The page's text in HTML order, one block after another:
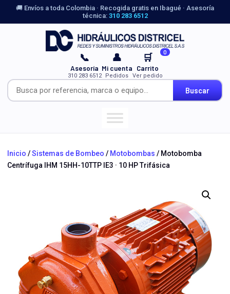
🚚 Envíos a toda Colombia · Recogida gratis en Ibagué · Asesoría
técnica: 310 283 6512
Buscar
📞
Asesoría
310 283 6512
👤
Mi cuenta
Pedidos
🛒 0
Carrito
Ver pedido
Inicio /Sistemas de Bombeo / Motobombas / Motobomba
Centrífuga IHM 15HH-10TTP IE3 · 10 HP Trifásica